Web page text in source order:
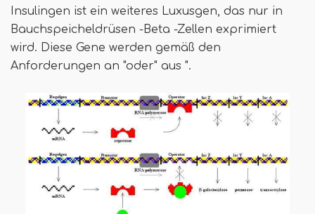
Insulingen ist ein weiteres Luxusgen, das nur in
Bauchspeicheldrüsen -Beta -Zellen exprimiert
wird. Diese Gene werden gemäß den
Anforderungen an "oder" aus ".